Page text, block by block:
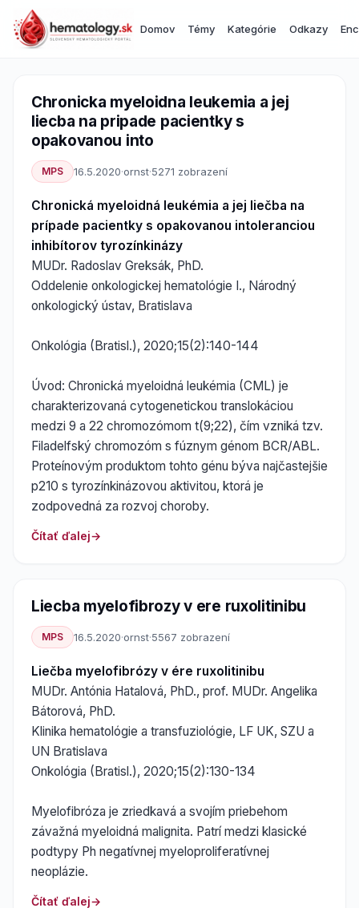
Domov Témy Kategórie Odkazy
Chronicka myeloidna leukemia a jej
liecba na pripade pacientky s
opakovanou into
MPS 16.5.2020·ornst·5271 zobrazení
Chronická myeloidná leukémia a jej liečba na
prípade pacientky s opakovanou intoleranciou
inhibítorov tyrozínkinázy
MUDr. Radoslav Greksák, PhD.
Oddelenie onkologickej hematológie I., Národný
onkologický ústav, Bratislava
Onkológia (Bratisl.), 2020;15(2):140-144
Úvod: Chronická myeloidná leukémia (CML) je
charakterizovaná cytogenetickou translokáciou
medzi 9 a 22 chromozómom t(9;22), čím vzniká tzv.
Filadelfský chromozóm s fúznym génom BCR/ABL.
Proteínovým produktom tohto génu býva najčastejšie
p210 s tyrozínkinázovou aktivitou, ktorá je
zodpovedná za rozvoj choroby.
Čítať ďalej
Liecba myelofibrozy v ere ruxolitinibu
MPS 16.5.2020·ornst·5567 zobrazení
Liečba myelofibrózy v ére ruxolitinibu
MUDr. Antónia Hatalová, PhD., prof. MUDr. Angelika
Bátorová, PhD.
Klinika hematológie a transfuziológie, LF UK, SZU a
UN Bratislava
Onkológia (Bratisl.), 2020;15(2):130-134
Myelofibróza je zriedkavá a svojím priebehom
závažná myeloidná malignita. Patrí medzi klasické
podtypy Ph negatívnej myeloproliferatívnej
neoplázie.
Čítať ďalej